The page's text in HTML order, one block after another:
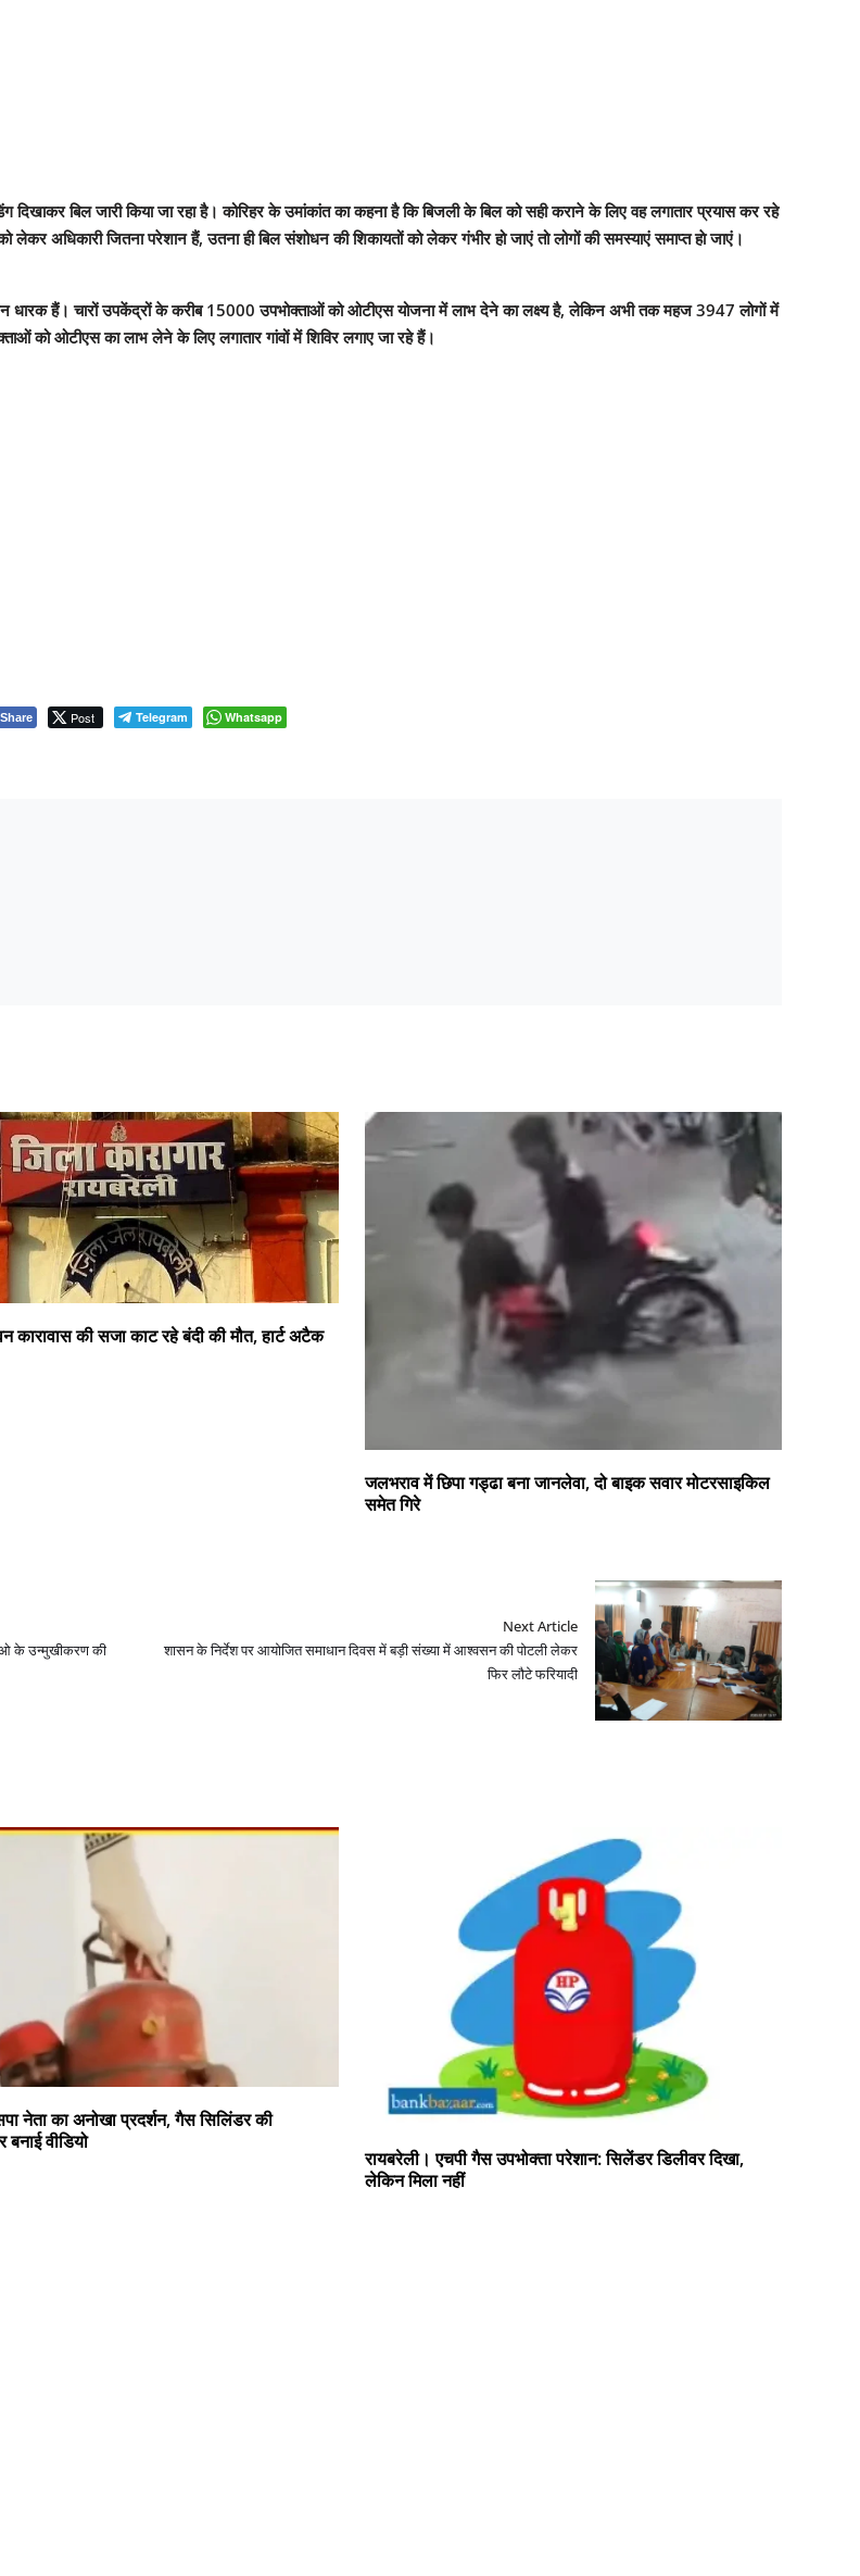
बिल जारी किया जा रहा है। कोरिहर के उमांकांत का कहना है कि बिजली के बिल को सही कराने के लिए वह लगातार प्रयास कर रहे
अधिकारी जितना परेशान हैं, उतना ही बिल संशोधन की शिकायतों को लेकर गंभीर हो जाएं तो लोगों की समस्याएं समाप्त हाे जाएं।
धारक हैं। चारों उपकेंद्रों के करीब 15000 उपभोक्ताओं को ओटीएस योजना में लाभ देने का लक्ष्य है, लेकिन अभी तक महज 3947 लोगों में
को ओटीएस का लाभ लेने के लिए लगातार गांवों में शिविर लगाए जा रहे हैं।
Share Post Telegram Whatsapp
की सजा काट रहे बंदी की मौत, हार्ट अटैक
जलभराव में छिपा गड्ढा बना जानलेवा, दो बाइक सवार मोटरसाइकिल
समेत गिरे
के उन्मुखीकरण की
Next Article
शासन के निर्देश पर आयोजित समाधान दिवस में बड़ी संख्या में आश्वसन की पोटली लेकर
फिर लौटे फरियादी
नेता का अनोखा प्रदर्शन, गैस सिलिंडर की
बनाई वीडियो
रायबरेली। एचपी गैस उपभोक्ता परेशान: सिलेंडर डिलीवर दिखा,
लेकिन मिला नहीं